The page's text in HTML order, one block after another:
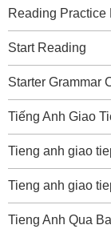
Reading Practice
Start Reading
Starter Grammar
Tiếng Anh Giao
Tieng anh giao
Tieng anh giao
Tieng Anh Qua